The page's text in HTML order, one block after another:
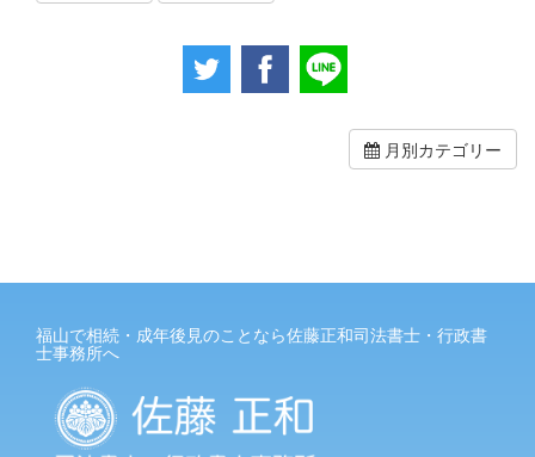
月別カテゴリー
福山で相続・成年後見のことなら佐藤正和司法書士・行政書
士事務所へ